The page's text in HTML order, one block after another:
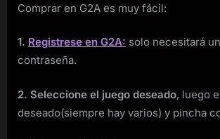
Comprar en G2A es muy fácil:
1. Registrese en G2A: solo necesitará
contraseña.
2. Seleccione el juego deseado, luego
deseado(siempre hay varios) y pincha